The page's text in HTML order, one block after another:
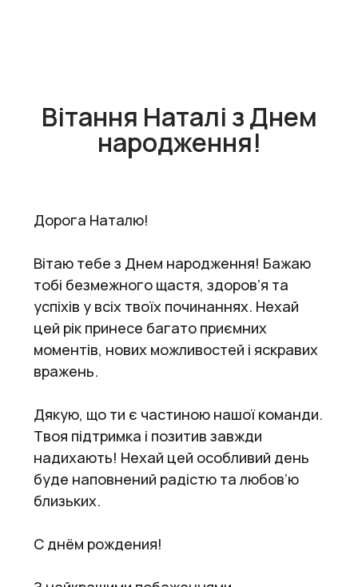
Вітання Наталі з Днем
народження!
Дорога Наталю!
Вітаю тебе з Днем народження! Бажаю
тобі безмежного щастя, здоров’я та
успіхів у всіх твоїх починаннях. Нехай
цей рік принесе багато приємних
моментів, нових можливостей і яскравих
вражень.
Дякую, що ти є частиною нашої команди.
Твоя підтримка і позитив завжди
надихають! Нехай цей особливий день
буде наповнений радістю та любов’ю
близьких.
С днём рождения!